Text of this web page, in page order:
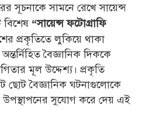
সামনে রেখে সায়েন্স
“সায়েন্স ফটোগ্রাফি
প্রকৃতিতে লুকিয়ে থাকা
বৈজ্ঞানিক দিককে
মূল উদ্দেশ্য। প্রকৃতি
ছোট বৈজ্ঞানিক ঘটনাগুলোকে
উপস্থাপনের সুযোগ করে দেয় এই